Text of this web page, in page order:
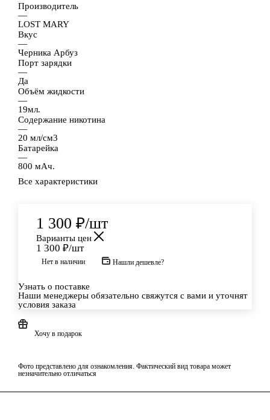
Производитель
—
LOST MARY
Вкус
—
Черника Арбуз
Порт зарядки
—
Да
Объём жидкости
—
19мл.
Содержание никотина
—
20 мл/см3
Батарейка
—
800 мАч.
Все характеристики
1 300 ₽/шт
Варианты цен
1 300 ₽/шт
Нет в наличии Нашли дешевле?
Узнать о поставке
Наши менеджеры обязательно свяжутся с вами и уточнят
условия заказа
Хочу в подарок
Фото представлено для ознакомления. Фактический вид товара может
незначительно отличаться